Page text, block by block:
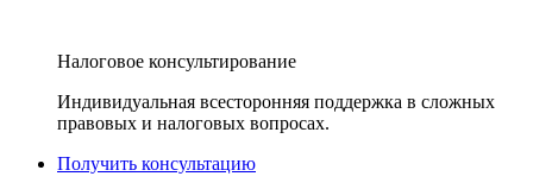
Налоговое консультирование
Индивидуальная всесторонняя поддержка в сложных
правовых и налоговых вопросах.
Получить консультацию